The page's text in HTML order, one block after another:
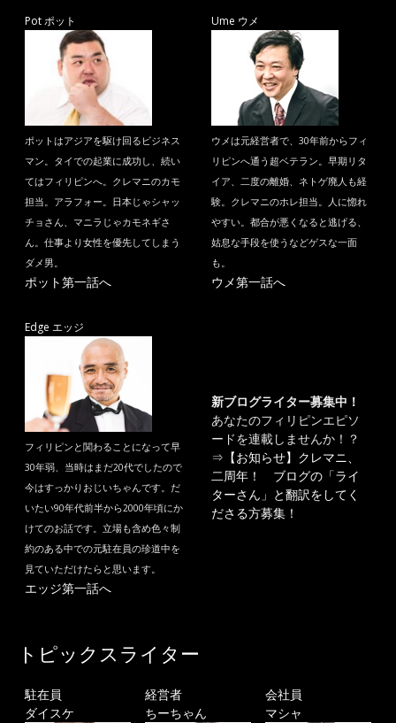
Pot ポット
ポットはアジアを駆け回るビジネス
マン。タイでの起業に成功し、続い
てはフィリピンへ。クレマニのカモ
担当。アラフォー。日本じゃシャッ
チョさん、マニラじゃカモネギさ
ん。仕事より女性を優先してしまう
ダメ男。
ポット第一話へ
Ume ウメ
ウメは元経営者で、30年前からフィ
リピンへ通う超ベテラン。早期リタ
イア、二度の離婚、ネトゲ廃人も経
験。クレマニのホレ担当。人に惚れ
やすい。都合が悪くなると逃げる、
姑息な手段を使うなどゲスな一面
も。
ウメ第一話へ
Edge エッジ
フィリピンと関わることになって早
30年弱、当時はまだ20代でしたので
今はすっかりおじいちゃんです。だ
いたい90年代前半から2000年頃にか
けてのお話です。立場も含め色々制
約のある中での元駐在員の珍道中を
見ていただけたらと思います。
エッジ第一話へ
新ブログライター募集中！
あなたのフィリピンエピソ
ードを連載しませんか！？
⇒ 【お知らせ】クレマニ、
二周年！ ブログの「ライ
ターさん」と翻訳をしてく
ださる方募集！
トピックスライター
駐在員
ダイスケ
経営者
ちーちゃん
会社員
マシャ